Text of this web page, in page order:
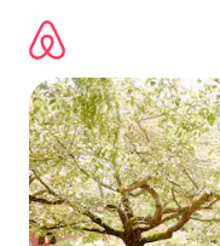
contenido